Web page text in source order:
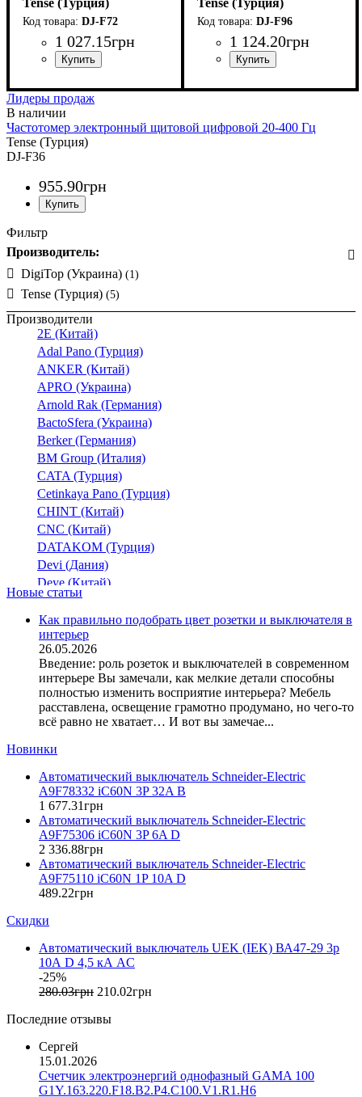
DJ-F72
1 027.15грн
DJ-F96
1 124.20грн
Лидеры продаж
Частотомер электронный щитовой цифровой 20-400 Гц
Tense (Турция)
DJ-F36
955.90грн
Фильтр
Производитель:
DigiTop (Украина) (1)
Tense (Турция) (5)
Производители
2E (Китай)
Adal Pano (Турция)
ANKER (Китай)
APRO (Украина)
Arnold Rak (Германия)
BactoSfera (Украина)
Berker (Германия)
BM Group (Италия)
CATA (Турция)
Cetinkaya Pano (Турция)
CHINT (Китай)
CNC (Китай)
DATAKOM (Турция)
Devi (Дания)
Deye (Китай)
DigiTop (Украина)
DKC (Украина)
Dyness (Китай)
E.NEXT (Украина)
EAE Electric
Eastron (Китай)
Eaton (США)
ElectrO (Украина)
EON (Таиланд)
ETI (Словения)
ETREL (Словения)
Evrosvet (Украина)
Extherm (Германия)
F&F (Польша)
FRER (Италия)
FS (Украина)
Galkat (Украина)
GENERICA (Китай)
Gewiss (Италия)
Ginlong Solis (Китай)
Hager (Германия)
Haupa (Германия)
HD Hyundai Electric (Корея)
Hemstedt (Германия)
Новые статьи
Как правильно подобрать цвет розетки и выключателя в
интерьер
26.05.2026
Введение: роль розеток и выключателей в современном
интерьере Вы замечали, как мелкие детали способны
полностью изменить восприятие интерьера? Мебель
расставлена, освещение грамотно продумано, но чего-то
всё равно не хватает… И вот вы замечае...
Новинки
Автоматический выключатель Schneider-Electric
A9F78332 iC60N 3P 32A B
1 677.31грн
Автоматический выключатель Schneider-Electric
A9F75306 iC60N 3P 6A D
2 336.88грн
Автоматический выключатель Schneider-Electric
A9F75110 iC60N 1P 10A D
489.22грн
Скидки
Автоматический выключатель UEK (IEK) ВА47-29 3p
10А D 4,5 кА AC
-25%
280.03грн 210.02грн
Последние отзывы
Сергей
15.01.2026
Счетчик электроэнергий однофазный GAMA 100
G1Y.163.220.F18.B2.P4.C100.V1.R1.H6